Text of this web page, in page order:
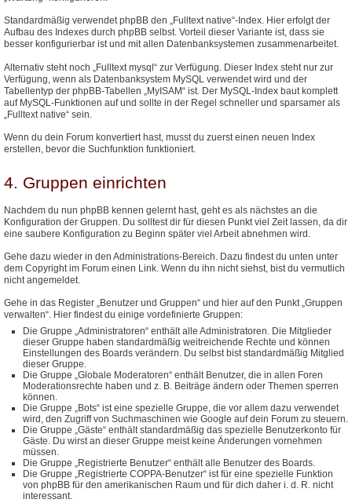
Standardmäßig verwendet phpBB den „Fulltext native“-Index. Hier erfolgt der
Aufbau des Indexes durch phpBB selbst. Vorteil dieser Variante ist, dass sie
besser konfigurierbar ist und mit allen Datenbanksystemen zusammenarbeitet.
Alternativ steht noch „Fulltext mysql“ zur Verfügung. Dieser Index steht nur zur
Verfügung, wenn als Datenbanksystem MySQL verwendet wird und der
Tabellentyp der phpBB-Tabellen „MyISAM“ ist. Der MySQL-Index baut komplett
auf MySQL-Funktionen auf und sollte in der Regel schneller und sparsamer als
„Fulltext native“ sein.
Wenn du dein Forum konvertiert hast, musst du zuerst einen neuen Index
erstellen, bevor die Suchfunktion funktioniert.
4. Gruppen einrichten
Nachdem du nun phpBB kennen gelernt hast, geht es als nächstes an die
Konfiguration der Gruppen. Du solltest dir für diesen Punkt viel Zeit lassen, da dir
eine saubere Konfiguration zu Beginn später viel Arbeit abnehmen wird.
Gehe dazu wieder in den Administrations-Bereich. Dazu findest du unten unter
dem Copyright im Forum einen Link. Wenn du ihn nicht siehst, bist du vermutlich
nicht angemeldet.
Gehe in das Register „Benutzer und Gruppen“ und hier auf den Punkt „Gruppen
verwalten“. Hier findest du einige vordefinierte Gruppen:
Die Gruppe „Administratoren“ enthält alle Administratoren. Die Mitglieder
dieser Gruppe haben standardmäßig weitreichende Rechte und können
Einstellungen des Boards verändern. Du selbst bist standardmäßig Mitglied
dieser Gruppe.
Die Gruppe „Globale Moderatoren“ enthält Benutzer, die in allen Foren
Moderationsrechte haben und z. B. Beiträge ändern oder Themen sperren
können.
Die Gruppe „Bots“ ist eine spezielle Gruppe, die vor allem dazu verwendet
wird, den Zugriff von Suchmaschinen wie Google auf dein Forum zu steuern.
Die Gruppe „Gäste“ enthält standardmäßig das spezielle Benutzerkonto für
Gäste. Du wirst an dieser Gruppe meist keine Änderungen vornehmen
müssen.
Die Gruppe „Registrierte Benutzer“ enthält alle Benutzer des Boards.
Die Gruppe „Registrierte COPPA-Benutzer“ ist für eine spezielle Funktion
von phpBB für den amerikanischen Raum und für dich daher i. d. R. nicht
interessant.